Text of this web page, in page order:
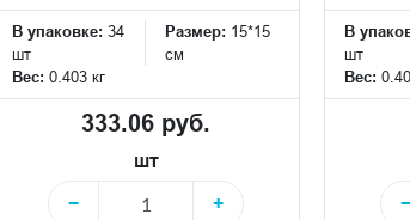
В упаковке: 34
шт
Размер: 15*15
см
Вес: 0.403 кг
333.06 руб.
шт
−
+
В
шт
Вес:
−